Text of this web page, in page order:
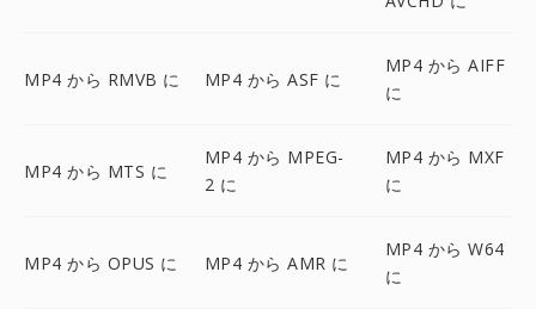
MP4 から RMVB に MP4 から ASF に
MP4 から AIFF
に
MP4 から MTS に
MP4 から MPEG-
2 に
MP4 から MXF
に
MP4 から OPUS に MP4 から AMR に
MP4 から W64
に